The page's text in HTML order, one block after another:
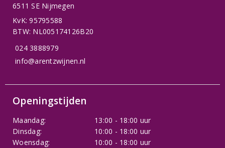
6511 SE Nijmegen
KvK: 95795588
BTW: NL005174126B20
024 3888979
info@arentzwijnen.nl
Openingstijden
Maandag:
13:00 - 18:00 uur
Dinsdag:
10:00 - 18:00 uur
Woensdag:
10:00 - 18:00 uur